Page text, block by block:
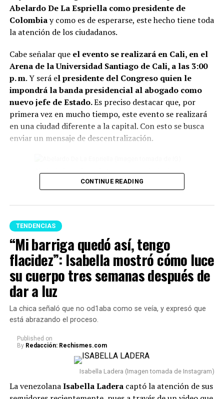
la dificultad para avanzar.
2. También se recomienda deshacerse de la ropa que
espacio innecesario en el closet, conservar estas
prendas pueden dificultar la sensación de renovación
del ambiente.
Lee también: Conoce todos los detalles de cómo
será la posesión presidencial de Abelardo de la
Espriella
Conservarlas puede significar perder vitalidad.
cama. Para el Feng Shui, este espacio debe permanecer
lo más despejado posible para favorecer el descanso y
permitir que la energía circule libremente.
5 Para finalizar,se recomienda no tener en la entrada
principal de la casa nada que obstaculice el camino.
Cualquier elemento allí puede generar una sensación de
desorden y dificultar el ingreso de nuevas
oportunidades, según esta práctica.
Abelardo De La Espriella como presidente de
Colombiay como es de esperarse, este hecho tiene toda
la atención de los ciudadanos.
Cabe señalar que el evento se realizará en Cali, en el
Arena de la Universidad Santiago de Cali, a las 3:00
p. m. Y será el presidente del Congreso quien le
impondrá la banda presidencial al abogado como
nuevo jefe de Estado.Es preciso destacar que, por
primera vez en mucho tiempo, este evento se realizará
en una ciudad diferente a la capital. Con esto se busca
enviar un mensaje de descentralización.
internacionales estarán presentes, entre las que se
destacan las de
Secretaría General Iberoamericana, Marruecos,
Guatemala, México, Alemania, Curazao, Perú, Suecia
y Uruguay.
Además, ya se confirmó la asistencia de 14 jefes de
Estado a la ceremonia. Ellos son: J
Kast, de Chile; Santiago Peña, de Paraguay; José
Raúl Mulino, de Panamá; Luis Abinader, de
República Dominicana; Nasry Asfura, de Honduras;
y Gilmar Pisas, de Curazao, en representación del
Reino de los Países Bajos.
vicepresidentes de Perú y Guatemala.
CONTINUE READING
TENDENCIAS
“Mi barriga quedó así, tengo
flacidez”: Isabella mostró cómo luce
su cuerpo tres semanas después de
dar a luz
La chica señaló que no od1aba como se veía, y expresó que
está abrazando el proceso.
Published on
By Redacción: Rechismes.com
Isabella Ladera (Imagen tomada de Instagram)
La venezolanaIsabella Laderacaptó la atención de sus